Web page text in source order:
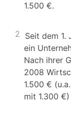
1.500 €.
2 Seit dem 1.
ein
Nach ihrer
2008
1.500 €
mit 1.300